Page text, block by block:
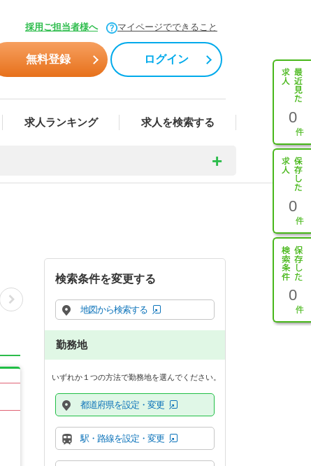
採用ご担当者様へ マイページでできること
無料登録 ログイン
求人ランキング 求人を検索する 0
0
0
検索条件を変更する
地図から検索する
勤務地
いずれか１つの方法で勤務地を選んでください。
都道府県を設定・変更
駅・路線を設定・変更